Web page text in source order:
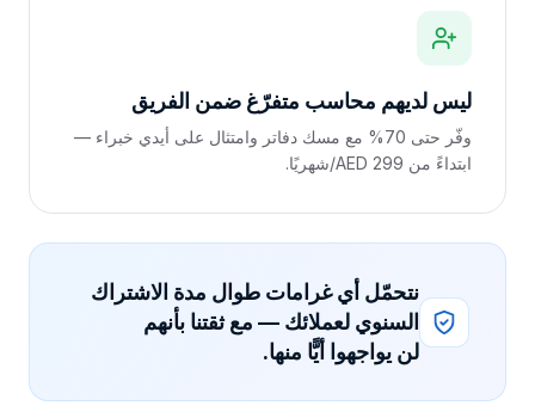
ليس لديهم محاسب متفرّغ ضمن الفريق
وفّر حتى 70% مع مسك دفاتر وامتثال على أيدي خبراء —
ابتداءً من AED 299/شهريًا.
نتحمّل أي غرامات طوال مدة الاشتراك
السنوي لعملائك — مع ثقتنا بأنهم
لن يواجهوا أيًّا منها.